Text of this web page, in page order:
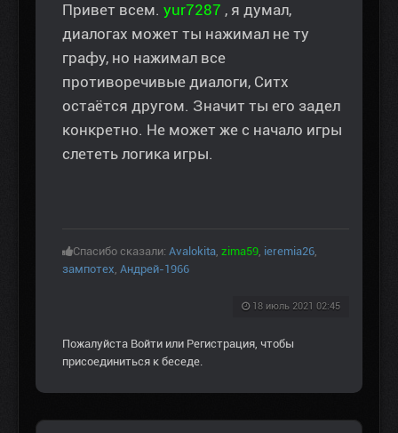
Привет всем. yur7287 , я думал,
диалогах может ты нажимал не ту
графу, но нажимал все
противоречивые диалоги, Ситх
остаётся другом. Значит ты его задел
конкретно. Не может же с начало игры
слететь логика игры.
Спасибо сказали: Avalokita, zima59, ieremia26,
зампотех, Андрей-1966
18 июль 2021 02:45
Пожалуйста Войти или Регистрация, чтобы
присоединиться к беседе.